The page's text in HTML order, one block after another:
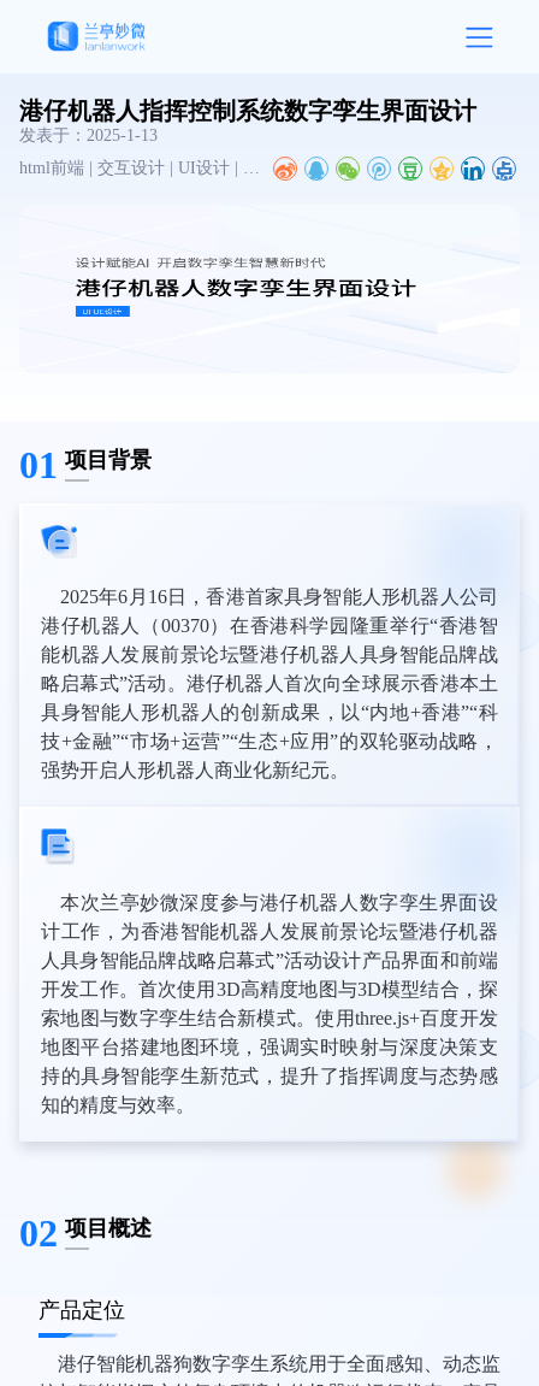
港仔机器人指挥控制系统数字孪生界面设计
发表于： 2025-1-13
html前端 | 交互设计 | UI设计 | 图标设计 | 数字孪生 | 大屏设计
01 项目背景
2025年6月16日，香港首家具身智能人形机器人公司
港仔机器人（00370）在香港科学园隆重举行“香港智
能机器人发展前景论坛暨港仔机器人具身智能品牌战
略启幕式”活动。港仔机器人首次向全球展示香港本土
具身智能人形机器人的创新成果，以“内地+香港”“科
技+金融”“市场+运营”“生态+应用”的双轮驱动战略，
强势开启人形机器人商业化新纪元。
本次兰亭妙微深度参与港仔机器人数字孪生界面设
计工作，为香港智能机器人发展前景论坛暨港仔机器
人具身智能品牌战略启幕式”活动设计产品界面和前端
开发工作。首次使用3D高精度地图与3D模型结合，探
索地图与数字孪生结合新模式。使用three.js+百度开发
地图平台搭建地图环境，强调实时映射与深度决策支
持的具身智能孪生新范式，提升了指挥调度与态势感
知的精度与效率。​
02 项目概述
产品定位
港仔智能机器狗数字孪生系统​​用于全面感知、动态监